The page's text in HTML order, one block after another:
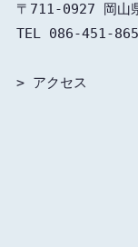
〒711-0927 岡山
TEL 086-451-
> アクセス